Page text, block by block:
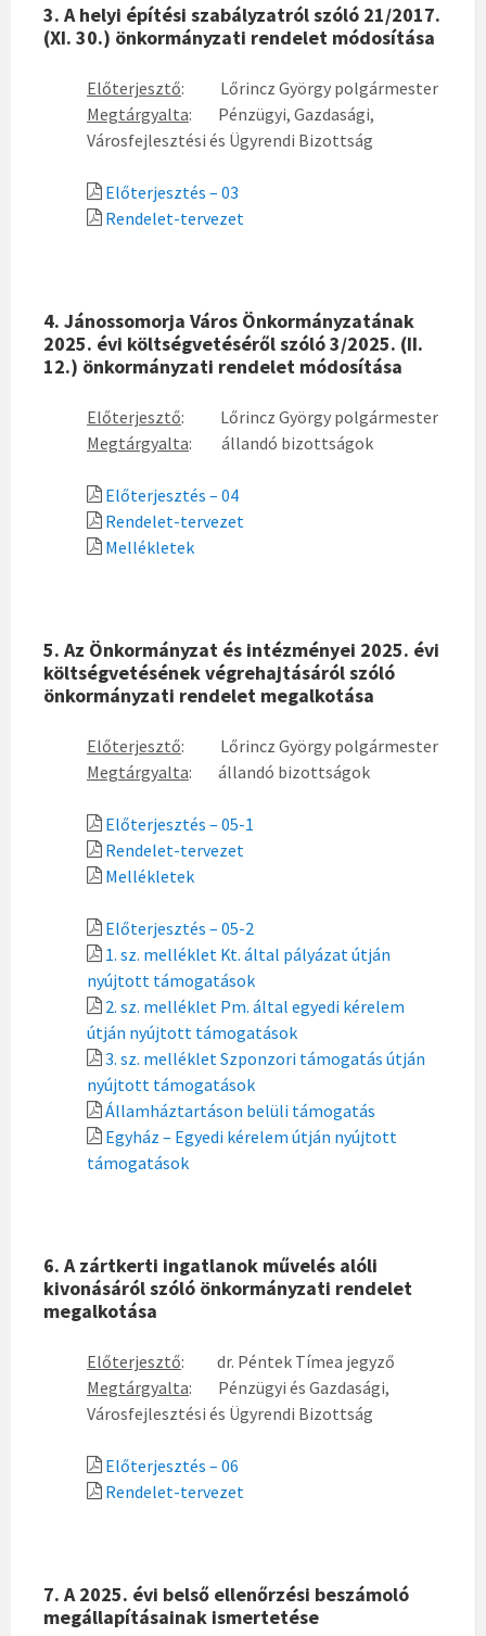
3. A helyi építési szabályzatról szóló 21/2017.
(XI. 30.) önkormányzati rendelet módosítása
Előterjesztő: Lőrincz György polgármester
Megtárgyalta: Pénzügyi, Gazdasági,
Városfejlesztési és Ügyrendi Bizottság
Előterjesztés – 03
Rendelet-tervezet
4. Jánossomorja Város Önkormányzatának
2025. évi költségvetéséről szóló 3/2025. (II.
12.) önkormányzati rendelet módosítása
Előterjesztő: Lőrincz György polgármester
Megtárgyalta: állandó bizottságok
Előterjesztés – 04
Rendelet-tervezet
Mellékletek
5. Az Önkormányzat és intézményei 2025. évi
költségvetésének végrehajtásáról szóló
önkormányzati rendelet megalkotása
Előterjesztő: Lőrincz György polgármester
Megtárgyalta: állandó bizottságok
Előterjesztés – 05-1
Rendelet-tervezet
Mellékletek
Előterjesztés – 05-2
1. sz. melléklet Kt. által pályázat útján
nyújtott támogatások
2. sz. melléklet Pm. által egyedi kérelem
útján nyújtott támogatások
3. sz. melléklet Szponzori támogatás útján
nyújtott támogatások
Államháztartáson belüli támogatás
Egyház – Egyedi kérelem útján nyújtott
támogatások
6. A zártkerti ingatlanok művelés alóli
kivonásáról szóló önkormányzati rendelet
megalkotása
Előterjesztő: dr. Péntek Tímea jegyző
Megtárgyalta: Pénzügyi és Gazdasági,
Városfejlesztési és Ügyrendi Bizottság
Előterjesztés – 06
Rendelet-tervezet
7. A 2025. évi belső ellenőrzési beszámoló
megállapításainak ismertetése